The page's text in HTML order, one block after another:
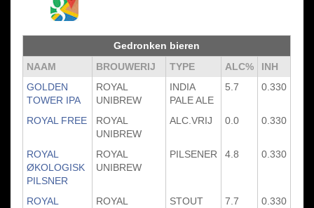
Gedronken bieren
NAAM
BROUWERIJ TYPE ALC%
INH
GOLDEN
TOWER IPA
ROYAL
UNIBREW
INDIA
PALE ALE
5.7 0.330
ROYAL FREE
ROYAL
UNIBREW
ALC.VRIJ 0.0 0.330
ROYAL
ØKOLOGISK
PILSNER
ROYAL
UNIBREW
PILSENER 4.8 0.330
ROYAL
ROYAL
STOUT 7.7 0.330